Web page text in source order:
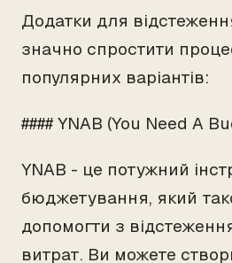
Додатки для
значно спростити
популярних варіантів:
#### YNAB (You Need A
YNAB - це потужний
бюджетування, який
допомогти з
витрат. Ви можете